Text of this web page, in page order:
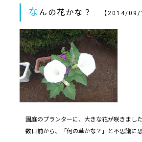
な んの花かな？ 【2014/09/
園庭のプランターに、大きな花が咲きました
数日前から、「何の草かな？」と不思議に